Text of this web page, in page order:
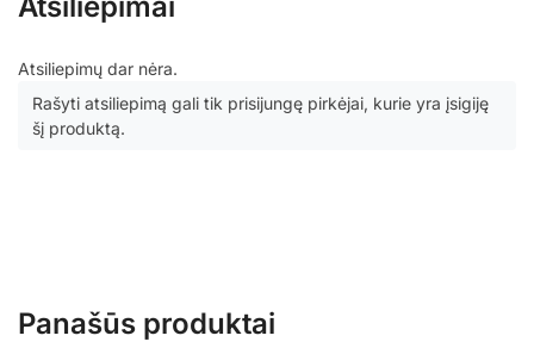
Atsiliepimų dar nėra.
Rašyti atsiliepimą gali tik prisijungę pirkėjai, kurie yra įsigiję
šį produktą.
Panašūs produktai